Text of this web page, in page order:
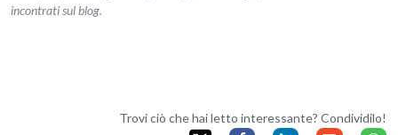
incontrati sul blog.
Trovi ciò che hai letto interessante? Condividilo!